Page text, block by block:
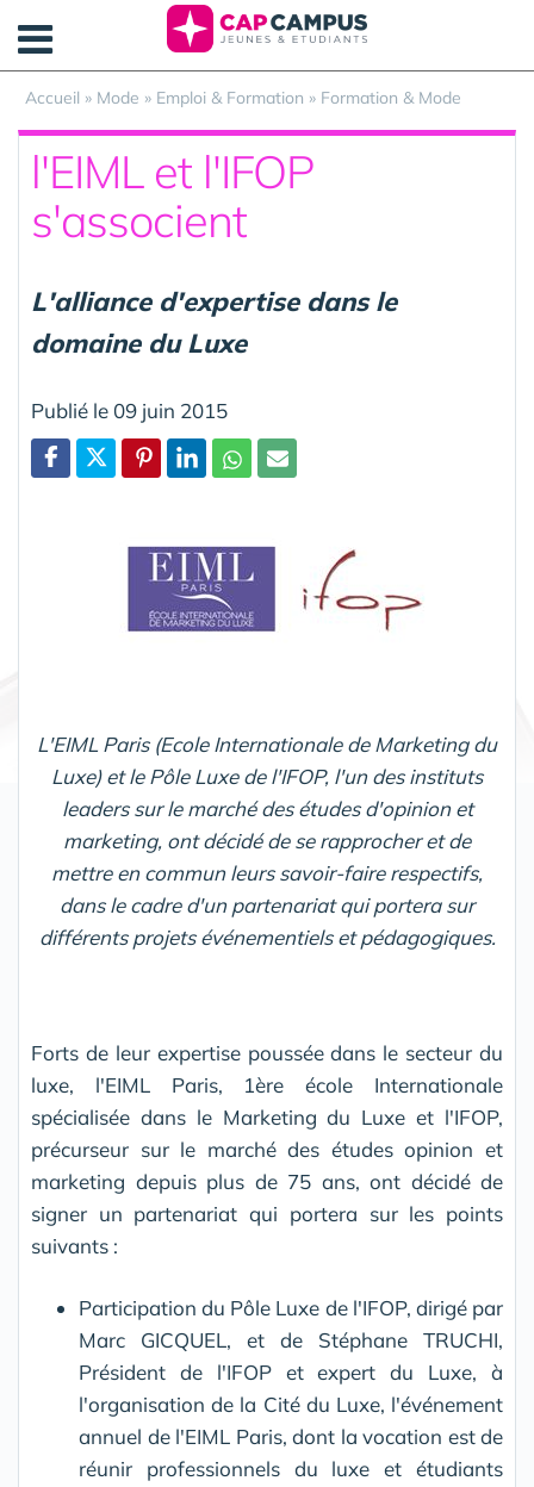
Accueil » Mode » Emploi & Formation » Formation & Mode
l'EIML et l'IFOP
s'associent
L'alliance d'expertise dans le
domaine du Luxe
Publié le 09 juin 2015
L'EIML Paris (Ecole Internationale de Marketing du
Luxe) et le Pôle Luxe de l'IFOP, l'un des instituts
leaders sur le marché des études d'opinion et
marketing, ont décidé de se rapprocher et de
mettre en commun leurs savoir-faire respectifs,
dans le cadre d'un partenariat qui portera sur
différents projets événementiels et pédagogiques.
Forts de leur expertise poussée dans le secteur du
luxe, l'EIML Paris, 1ère école Internationale
spécialisée dans le Marketing du Luxe et l'IFOP,
précurseur sur le marché des études opinion et
marketing depuis plus de 75 ans, ont décidé de
signer un partenariat qui portera sur les points
suivants :
Participation du Pôle Luxe de l'IFOP, dirigé par
Marc GICQUEL, et de Stéphane TRUCHI,
Président de l'IFOP et expert du Luxe, à
l'organisation de la Cité du Luxe, l'événement
annuel de l'EIML Paris, dont la vocation est de
réunir professionnels du luxe et étudiants
Panneau de gestion des cookies